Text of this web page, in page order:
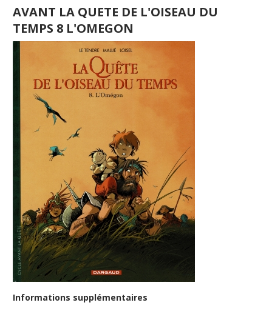
AVANT LA QUETE DE L'OISEAU DU
TEMPS 8 L'OMEGON
Informations supplémentaires